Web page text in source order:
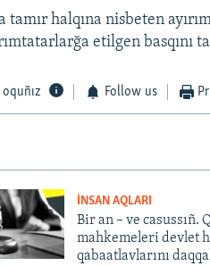
halqına nisbeten
etilgen basqını
Follow us
İNSAN AQLARI
Bir an – ve casussıñ.
mahkemeleri devlet
qabaatlavlarını